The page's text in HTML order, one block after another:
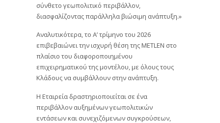
σύνθετο γεωπολιτικό περιβάλλον,
διασφαλίζοντας παράλληλα βιώσιμη ανάπτυξη.»
Αναλυτικότερα, το Α’ τρίμηνο του 2026
επιβεβαιώνει την ισχυρή θέση της METLEN στο
πλαίσιο του διαφοροποιημένου
επιχειρηματικού της μοντέλου, με όλους τους
Κλάδους να συμβάλλουν στην ανάπτυξη.
Η Εταιρεία δραστηριοποιείται σε ένα
περιβάλλον αυξημένων γεωπολιτικών
εντάσεων και συνεχιζόμενων συγκρούσεων,